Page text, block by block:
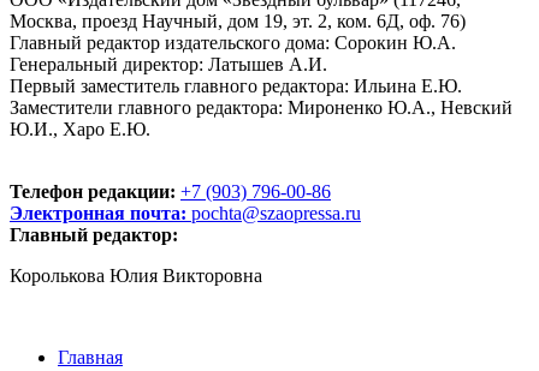
Москва, проезд Научный, дом 19, эт. 2, ком. 6Д, оф. 76)
Главный редактор издательского дома: Сорокин Ю.А.
Генеральный директор: Латышев А.И.
Первый заместитель главного редактора: Ильина Е.Ю.
Заместители главного редактора: Мироненко Ю.А., Невский
Ю.И., Харо Е.Ю.
Телефон редакции: +7 (903) 796-00-86
Электронная почта: pochta@szaopressa.ru
Главный редактор:
Королькова Юлия Викторовна
Главная